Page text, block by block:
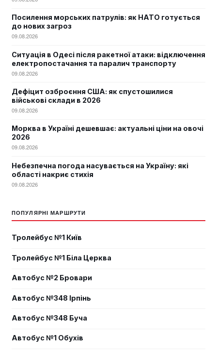
Посилення морських патрулів: як НАТО готується
до нових загроз
09.08.2026
Ситуація в Одесі після ракетної атаки: відключення
електропостачання та паралич транспорту
09.08.2026
Дефіцит озброєння США: як спустошилися
військові склади в 2026
09.08.2026
Морква в Україні дешевшає: актуальні ціни на овочі
2026
09.08.2026
Небезпечна погода насувається на Україну: які
області накриє стихія
09.08.2026
ПОПУЛЯРНІ МАРШРУТИ
Тролейбус №1 Київ
Тролейбус №1 Біла Церква
Автобус №2 Бровари
Автобус №348 Ірпінь
Автобус №348 Буча
Автобус №1 Обухів